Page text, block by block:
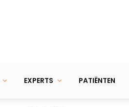
EXPERTS PATIËNTEN